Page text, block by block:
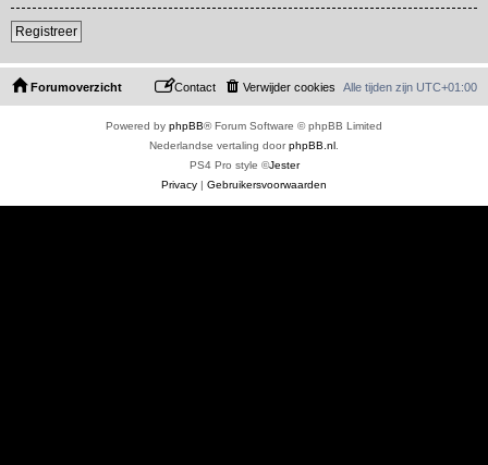
Registreer
Forumoverzicht Alle tijden zijn UTC+01:00
Verwijder cookies
Contact
Powered by phpBB® Forum Software © phpBB Limited
Nederlandse vertaling doorphpBB.nl
PS4 Pro style ©Jester
Privacy | Gebruikersvoorwaarden